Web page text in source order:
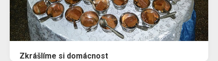
Zkrášlíme si domácnost